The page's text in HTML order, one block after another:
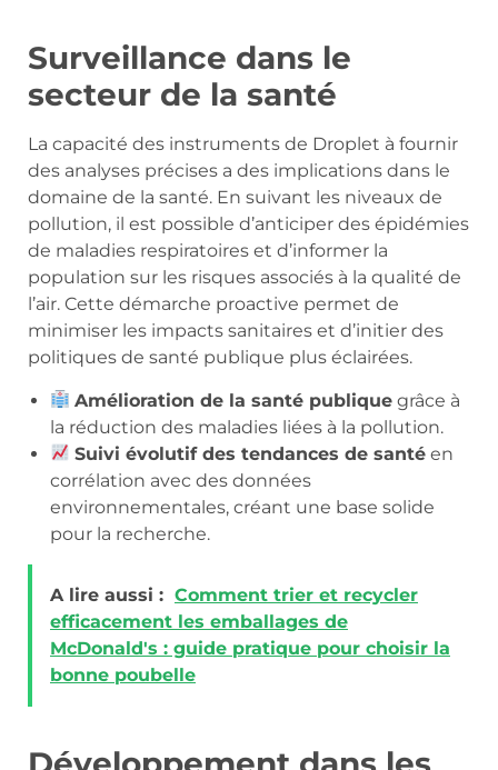
Surveillance dans le
secteur de la santé
La capacité des instruments de Droplet à fournir
des analyses précises a des implications dans le
domaine de la santé. En suivant les niveaux de
pollution, il est possible d’anticiper des épidémies
de maladies respiratoires et d’informer la
population sur les risques associés à la qualité de
l’air. Cette démarche proactive permet de
minimiser les impacts sanitaires et d’initier des
politiques de santé publique plus éclairées.
Amélioration de la santé publique grâce à
la réduction des maladies liées à la pollution.
Suivi évolutif des tendances de santé en
corrélation avec des données
environnementales, créant une base solide
pour la recherche.
A lire aussi : Comment trier et recycler
efficacement les emballages de
McDonald's : guide pratique pour choisir la
bonne poubelle